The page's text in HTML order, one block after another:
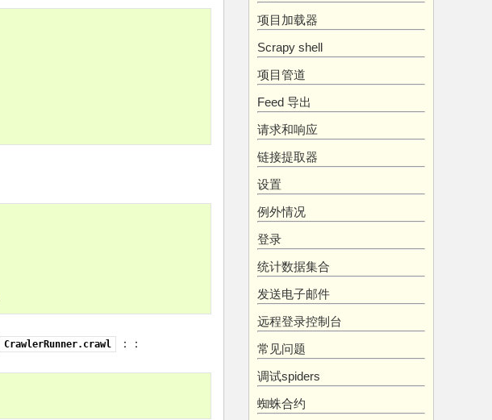
CrawlerRunner.crawl ：：
项目加载器
Scrapy shell
项目管道
Feed 导出
请求和响应
链接提取器
设置
例外情况
登录
统计数据集合
发送电子邮件
远程登录控制台
常见问题
调试spiders
蜘蛛合约